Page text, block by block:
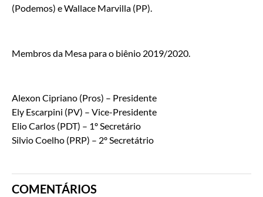
(Podemos) e Wallace Marvilla (PP).
Membros da Mesa para o biênio 2019/2020.
Alexon Cipriano (Pros) – Presidente
Ely Escarpini (PV) – Vice-Presidente
Elio Carlos (PDT) – 1º Secretário
Silvio Coelho (PRP) – 2º Secretátrio
COMENTÁRIOS